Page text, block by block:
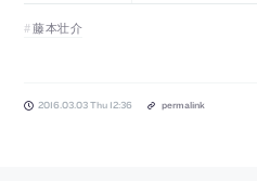
藤本壮介
2016.03.03 Thu 12:36 permalink